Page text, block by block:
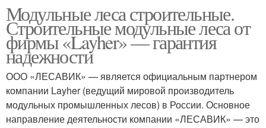
Модульные леса строительные.
Строительные модульные леса от
фирмы «Layher» — гарантия
надежности
ООО «ЛЕСАВИК» — является официальным партнером
компании Layher (ведущий мировой производитель
модульных промышленных лесов) в России. Основное
направление деятельности компании «ЛЕСАВИК» — это